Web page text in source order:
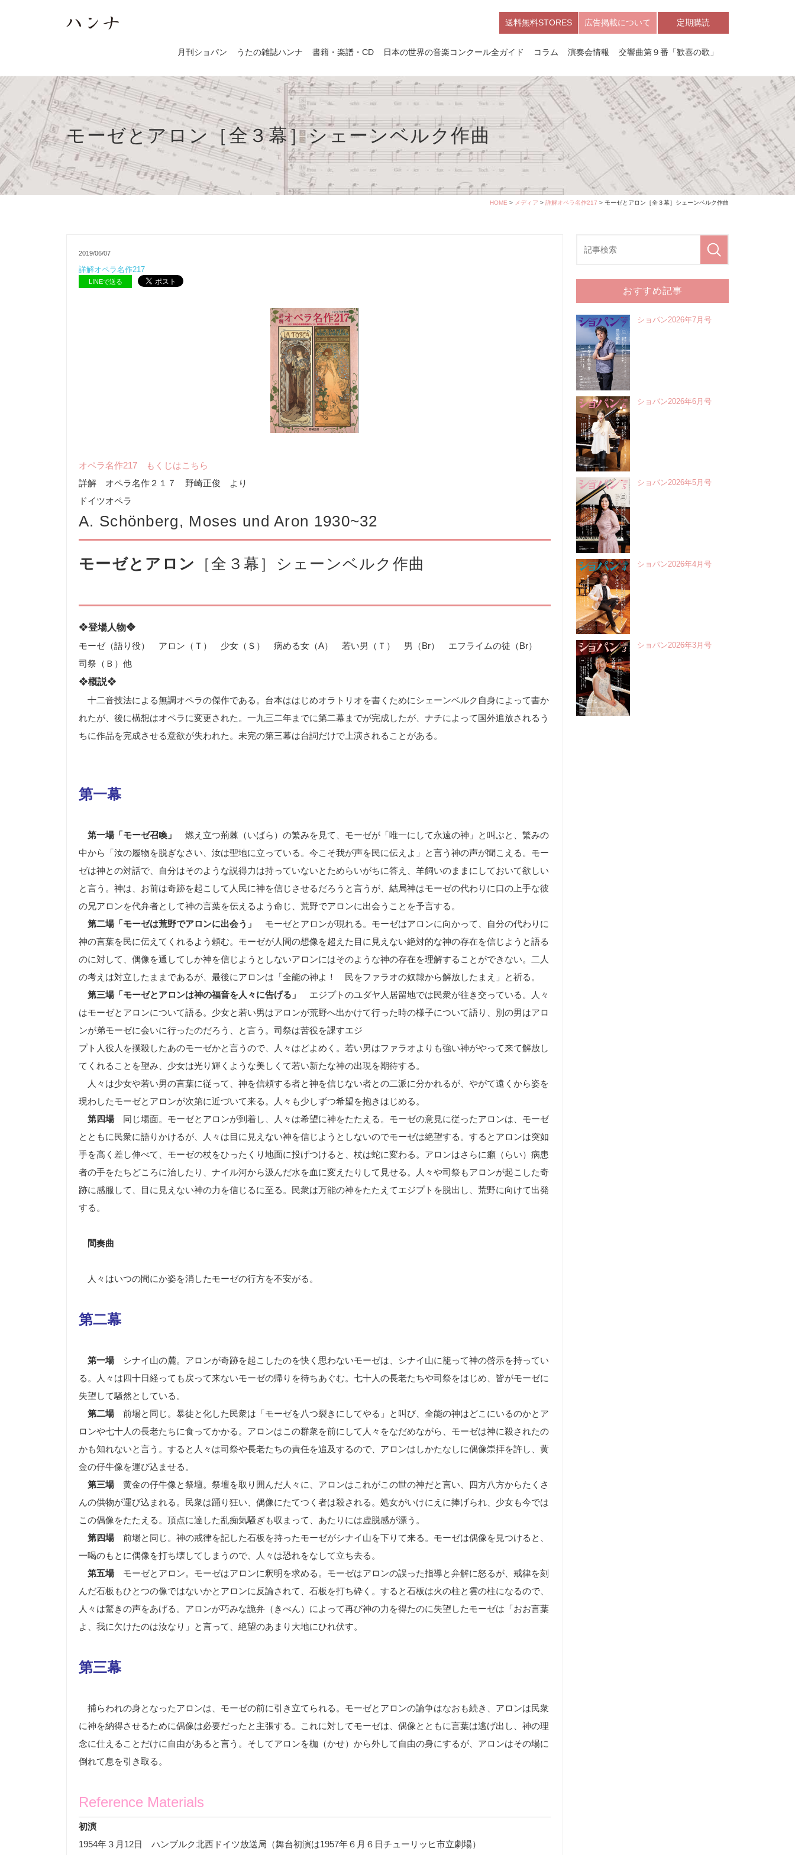
送料無料STORES 広告掲載について 定期購読
月刊ショパン うたの雑誌ハンナ 書籍・楽譜・CD 日本の世界の音楽コンクール全ガイド コラム 演奏会情報 交響曲第９番「歓喜の歌」
モーゼとアロン［全３幕］シェーンベルク作曲
HOME > メディア > 詳解オペラ名作217 > モーゼとアロン［全３幕］シェーンベルク作曲
2019/06/07
詳解オペラ名作217
LINEで送る
オペラ名作217 もくじはこちら
詳解 オペラ名作２１７ 野崎正俊 より
ドイツオペラ
A. Schönberg, Moses und Aron 1930~32
モーゼとアロン ［全３幕］シェーンベルク作曲
❖登場人物❖
モーゼ（語り役） アロン（Ｔ） 少女（Ｓ） 病める女（A） 若い男（Ｔ） 男（Br） エフライムの徒（Br）
司祭（Ｂ）他
❖概説❖
十二音技法による無調オペラの傑作である。台本ははじめオラトリオを書くためにシェーンベルク自身によって書か
れたが、後に構想はオペラに変更された。一九三二年までに第二幕までが完成したが、ナチによって国外追放されるう
ちに作品を完成させる意欲が失われた。未完の第三幕は台詞だけで上演されることがある。
第一幕
第一場「モーゼ召喚」 燃え立つ荊棘（いばら）の繁みを見て、モーゼが「唯一にして永遠の神」と叫ぶと、繁みの
中から「汝の履物を脱ぎなさい、汝は聖地に立っている。今こそ我が声を民に伝えよ」と言う神の声が聞こえる。モー
ゼは神との対話で、自分はそのような説得力は持っていないとためらいがちに答え、羊飼いのままにしておいて欲しい
と言う。神は、お前は奇跡を起こして人民に神を信じさせるだろうと言うが、結局神はモーゼの代わりに口の上手な彼
の兄アロンを代弁者として神の言葉を伝えるよう命じ、荒野でアロンに出会うことを予言する。
第二場「モーゼは荒野でアロンに出会う」
モーゼとアロンが現れる。モーゼはアロンに向かって、自分の代わりに
神の言葉を民に伝えてくれるよう頼む。モーゼが人間の想像を超えた目に見えない絶対的な神の存在を信じようと語る
のに対して、偶像を通してしか神を信じようとしないアロンにはそのような神の存在を理解することができない。二人
の考えは対立したままであるが、最後にアロンは「全能の神よ！ 民をファラオの奴隷から解放したまえ」と祈る。
第三場「モーゼとアロンは神の福音を人々に告げる」
エジプトのユダヤ人居留地では民衆が往き交っている。人々
はモーゼとアロンについて語る。少女と若い男はアロンが荒野へ出かけて行った時の様子について語り、別の男はアロ
ンが弟モーゼに会いに行ったのだろう、と言う。司祭は苦役を課すエジ
プト人役人を撲殺したあのモーゼかと言うので、人々はどよめく。若い男はファラオよりも強い神がやって来て解放し
てくれることを望み、少女は光り輝くような美しくて若い新たな神の出現を期待する。
人々は少女や若い男の言葉に従って、神を信頼する者と神を信じない者との二派に分かれるが、やがて遠くから姿を
現わしたモーゼとアロンが次第に近づいて来る。人々も少しずつ希望を抱きはじめる。
第四場同じ場面。モーゼとアロンが到着し、人々は希望に神をたたえる。モーゼの意見に従ったアロンは、モーゼ
とともに民衆に語りかけるが、人々は目に見えない神を信じようとしないのでモーゼは絶望する。するとアロンは突如
手を高く差し伸べて、モーゼの杖をひったくり地面に投げつけると、杖は蛇に変わる。アロンはさらに癩（らい）病患
者の手をたちどころに治したり、ナイル河から汲んだ水を血に変えたりして見せる。人々や司祭もアロンが起こした奇
跡に感服して、目に見えない神の力を信じるに至る。民衆は万能の神をたたえてエジプトを脱出し、荒野に向けて出発
する。
間奏曲
人々はいつの間にか姿を消したモーゼの行方を不安がる。
第二幕
第一場シナイ山の麓。アロンが奇跡を起こしたのを快く思わないモーゼは、シナイ山に籠って神の啓示を持ってい
る。人々は四十日経っても戻って来ないモーゼの帰りを待ちあぐむ。七十人の長老たちや司祭をはじめ、皆がモーゼに
失望して騒然としている。
第二場前場と同じ。暴徒と化した民衆は「モーゼを八つ裂きにしてやる」と叫び、全能の神はどこにいるのかとア
ロンや七十人の長老たちに食ってかかる。アロンはこの群衆を前にして人々をなだめながら、モーゼは神に殺されたの
かも知れないと言う。すると人々は司祭や長老たちの責任を追及するので、アロンはしかたなしに偶像崇拝を許し、黄
金の仔牛像を運び込ませる。
第三場黄金の仔牛像と祭壇。祭壇を取り囲んだ人々に、アロンはこれがこの世の神だと言い、四方八方からたくさ
んの供物が運び込まれる。民衆は踊り狂い、偶像にたてつく者は殺される。処女がいけにえに捧げられ、少女も今では
この偶像をたたえる。頂点に達した乱痴気騒ぎも収まって、あたりには虚脱感が漂う。
第四場前場と同じ。神の戒律を記した石板を持ったモーゼがシナイ山を下りて来る。モーゼは偶像を見つけると、
一喝のもとに偶像を打ち壊してしまうので、人々は恐れをなして立ち去る。
第五場モーゼとアロン。モーゼはアロンに釈明を求める。モーゼはアロンの誤った指導と弁解に怒るが、戒律を刻
んだ石板もひとつの像ではないかとアロンに反論されて、石板を打ち砕く。すると石板は火の柱と雲の柱になるので、
人々は驚きの声をあげる。アロンが巧みな詭弁（きべん）によって再び神の力を得たのに失望したモーゼは「おお言葉
よ、我に欠けたのは汝なり」と言って、絶望のあまり大地にひれ伏す。
第三幕
捕らわれの身となったアロンは、モーゼの前に引き立てられる。モーゼとアロンの論争はなおも続き、アロンは民衆
に神を納得させるために偶像は必要だったと主張する。これに対してモーゼは、偶像とともに言葉は逃げ出し、神の理
念に仕えることだけに自由があると言う。そしてアロンを枷（かせ）から外して自由の身にするが、アロンはその場に
倒れて息を引き取る。
Reference Materials
初演
1954年３月 12日 ハンブルク北西ドイツ放送局（舞台初演は1957年６月６日チューリッヒ市立劇場）
おすすめ記事
ショパン2026年7月号
ショパン2026年6月号
ショパン2026年5月号
ショパン2026年4月号
ショパン2026年3月号